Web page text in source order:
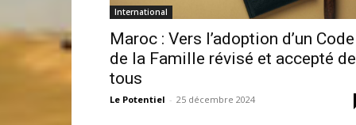
International
Maroc : Vers l’adoption d’un Code
de la Famille révisé et accepté de
tous
Le Potentiel - 25 décembre 2024